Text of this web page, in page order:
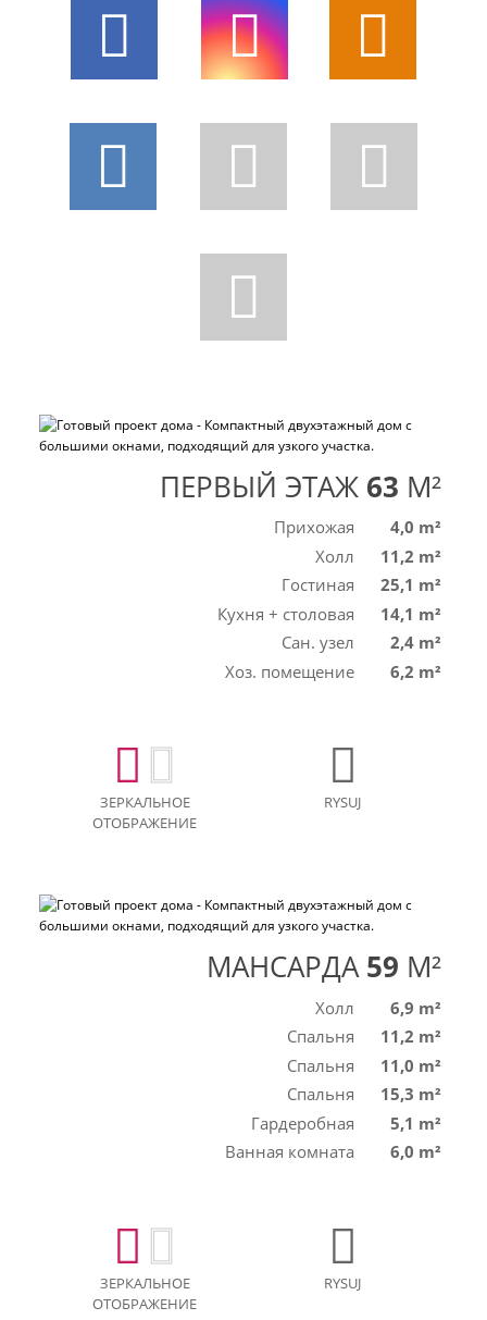
ПЕРВЫЙ ЭТАЖ 63 M²
Прихожая
4,0 m²
Холл
11,2 m²
Гостиная
25,1 m²
Кухня + столовая
14,1 m²
Сан. узел
2,4 m²
Хоз. помещение
6,2 m²
ЗЕРКАЛЬНОЕ
ОТОБРАЖЕНИЕ
RYSUJ
МАНСАРДА59 M²
Холл
6,9 m²
Спальня
11,2 m²
Спальня
11,0 m²
Спальня
15,3 m²
Гардеробная
5,1 m²
Ванная комната
6,0 m²
ЗЕРКАЛЬНОЕ
ОТОБРАЖЕНИЕ
RYSUJ